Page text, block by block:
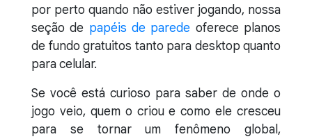
por perto quando não estiver jogando, nossa
seção de papéis de parede oferece planos
de fundo gratuitos tanto para desktop quanto
para celular.
Se você está curioso para saber de onde o
jogo veio, quem o criou e como ele cresceu
para se tornar um fenômeno global,